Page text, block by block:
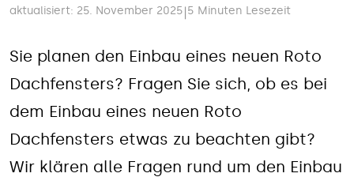
aktualisiert: 25. November 2025|5 Minuten Lesezeit
Sie planen den Einbau eines neuen Roto
Dachfensters? Fragen Sie sich, ob es bei
dem Einbau eines neuen Roto
Dachfensters etwas zu beachten gibt?
Wir klären alle Fragen rund um den Einbau